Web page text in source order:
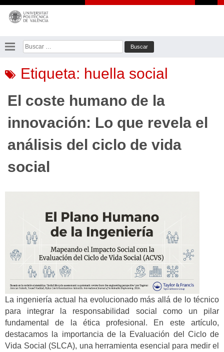
Saltar
contenido
Buscar:
Etiqueta: huella social
El coste humano de la
innovación: Lo que revela el
análisis del ciclo de vida
social
La ingeniería actual ha evolucionado más allá de lo técnico
para integrar la responsabilidad social como un pilar
fundamental de la ética profesional. En este artículo,
destacamos la importancia de la Evaluación del Ciclo de
Vida Social (SLCA), una herramienta esencial para medir el